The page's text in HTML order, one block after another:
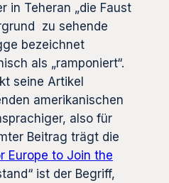
in Teheran „die Faust
zu sehende
bezeichnet
als „ramponiert“.
seine Artikel
amerikanischen
also für
Beitrag trägt die
Europe to Join the
ist der Begriff,